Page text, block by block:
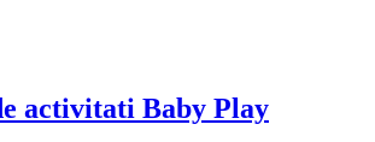
activitati Baby Play